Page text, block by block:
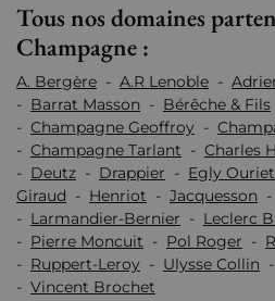
Tous nos domaines
Champagne :
A. Bergère - A.R Lenoble -
- Barrat Masson - Bérêche & Fils
- Champagne Geoffroy -
- Champagne Tarlant - Charles
- Deutz - Drappier - Egly Ouriet
Giraud - Henriot - Jacquesson -
- Larmandier-Bernier - Leclerc
- Pierre Moncuit - Pol Roger -
- Ruppert-Leroy - Ulysse Collin -
- Vincent Brochet